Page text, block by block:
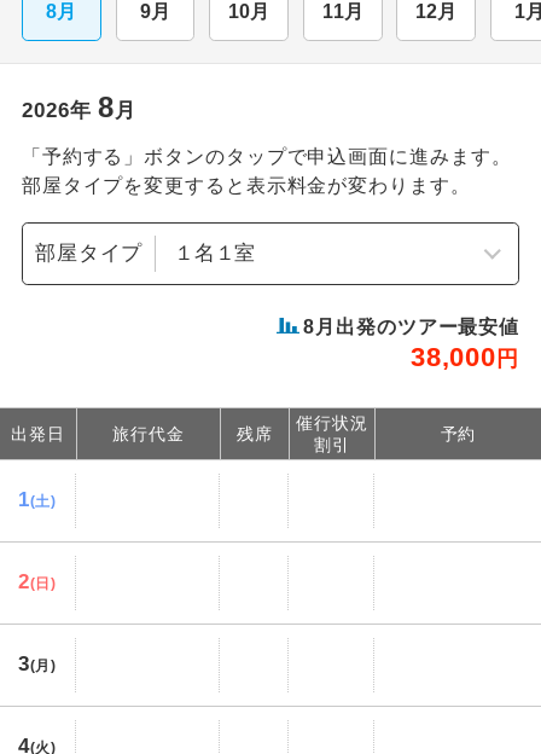
8月 9月 10月 11月 12月 1
2026年 8月
「予約する」ボタンのタップで申込画面に進みます。
部屋タイプを変更すると表示料金が変わります。
部屋タイプ
8 月出発のツアー最安値
38,000 円
出発日 旅行代金 残席
催行状況
割引
予約
1(土)
2(日)
3(月)
4(火)